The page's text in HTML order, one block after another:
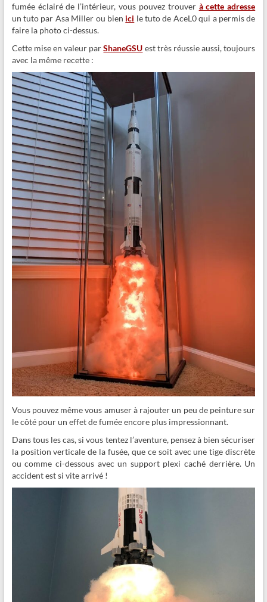
fumée éclairé de l’intérieur, vous pouvez trouver à cette adresse
un tuto par Asa Miller ou bien ici le tuto de AceL0 qui a permis de
faire la photo ci-dessus.
Cette mise en valeur parShaneGSU est très réussie aussi, toujours
avec la même recette :
Vous pouvez même vous amuser à rajouter un peu de peinture sur
le côté pour un effet de fumée encore plus impressionnant.
Dans tous les cas, si vous tentez l’aventure, pensez à bien sécuriser
la position verticale de la fusée, que ce soit avec une tige discrète
ou comme ci-dessous avec un support plexi caché derrière. Un
accident est si vite arrivé !